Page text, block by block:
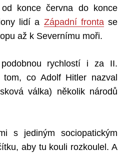
od konce června do konce
lidí a Západní frontase
až k Severnímu moři.
rychlostí i za II.
co Adolf Hitler nazval
válka) několik národů
s jediným sociopatickým
aby tu kouli rozkoulel. A